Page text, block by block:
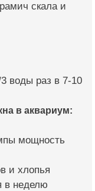
скала и
воды раз в 7-10
в аквариум:
мощность
и хлопья
в неделю